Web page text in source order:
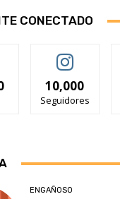
CONECTADO
10,000
Seguidores
ENGAÑOSO